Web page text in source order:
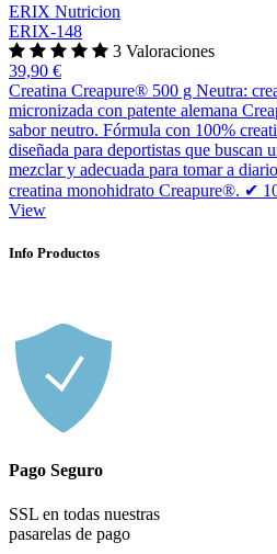
ERIX Nutricion
ERIX-148
3 Valoraciones
39,90 €
Creatina Creapure® 500 g Neutra:
micronizada con patente alemana
sabor neutro. Fórmula con 100%
diseñada para deportistas que buscan
mezclar y adecuada para tomar a
creatina monohidrato Creapure®. ✔
View
Info Productos
Pago Seguro
SSL en todas nuestras
pasarelas de pago